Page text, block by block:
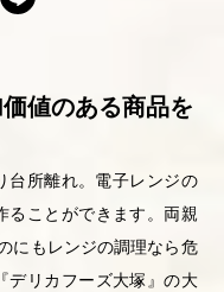
値のある商品を
台所離れ。電子レンジの
ることができます。両親
にもレンジの調理なら危
デリカフーズ大塚』の大